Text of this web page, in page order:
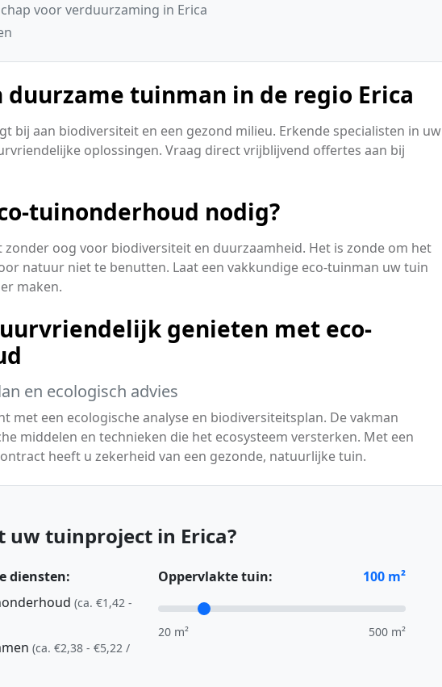
voor verduurzaming in Erica
duurzame tuinman in de regio Erica
bij aan biodiversiteit en een gezond milieu. Erkende specialisten in uw
oplossingen. Vraag direct vrijblijvend offertes aan bij
tuinonderhoud nodig?
oog voor biodiversiteit en duurzaamheid. Het is zonde om het
natuur niet te benutten. Laat een vakkundige eco-tuinman uw tuin
maken.
genieten met eco-
en ecologisch advies
met een ecologische analyse en biodiversiteitsplan. De vakman
middelen en technieken die het ecosysteem versterken. Met een
heeft u zekerheid van een gezonde, natuurlijke tuin.
uw tuinproject in Erica?
diensten:
(ca. €1,42 -
(ca. €2,38 - €5,22 /
Oppervlakte tuin: 100 m²
20 m² 500 m²